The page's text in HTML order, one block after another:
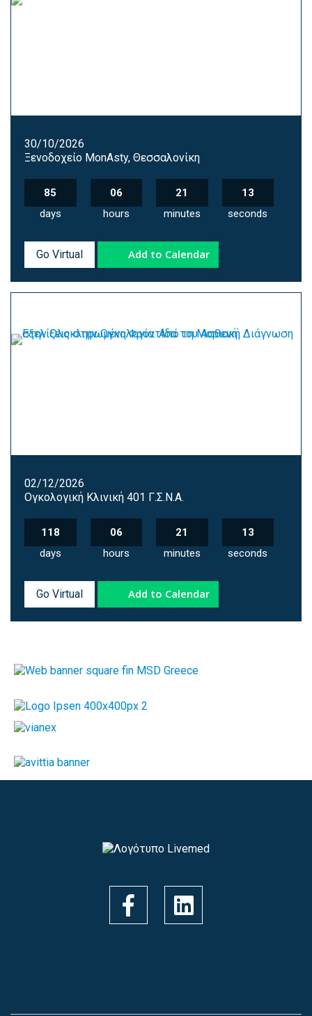
30/10/2026
Ξενοδοχείο MonAsty, Θεσσαλονίκη
85
days
06
hours
21
minutes
12
seconds
Go Virtual Add to Calendar
02/12/2026
Ογκολογική Κλινική 401 Γ.Σ.Ν.Α.
118
days
06
hours
21
minutes
12
seconds
Go Virtual Add to Calendar